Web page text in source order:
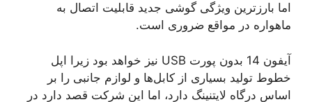
اما بارزترین ویژگی گوشی جدید قابلیت اتصال به
ماهواره در مواقع ضروری است.
آیفون 14 بدون پورت USB نیز خواهد بود زیرا اپل
خطوط تولید بسیاری از کابل‌ها و لوازم جانبی را بر
اساس درگاه لایتنینگ دارد، اما این شرکت قصد دارد در